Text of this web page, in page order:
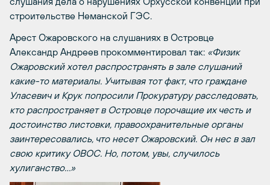
строительстве Неманской ГЭС.
Арест Ожаровского на слушаниях в Островце
Александр Андреев прокомментировал так: «Физик
Ожаровский хотел распространять в зале слушаний
какие-то материалы. Учитывая тот факт, что граждане
Уласевич и Крук попросили Прокуратуру расследовать,
кто распространяет в Островце порочащие их честь и
достоинство листовки, правоохранительные органы
заинтересовались, что несет Ожаровский. Он нес в зал
свою критику ОВОС. Но, потом, увы, случилось
хулиганство…»